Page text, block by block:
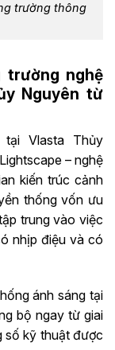
trường thông
trường nghệ
Nguyên từ
tại Vlasta Thủy
– nghệ
kiến trúc cảnh
thống vốn ưu
trung vào việc
nhịp điệu và có
ánh sáng tại
bộ ngay từ giai
số kỹ thuật được